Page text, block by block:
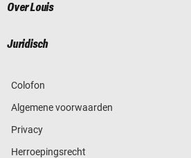
Over Louis
Juridisch
Colofon
Algemene voorwaarden
Privacy
Herroepingsrecht